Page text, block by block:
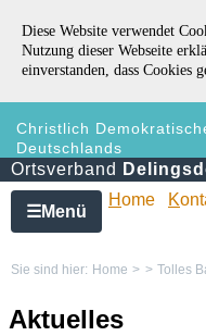
Diese Website verwendet
Nutzung dieser Webseite
einverstanden, dass Cookies
Christlich
Deutschlands
Ortsverband
☰Menü
Home K
Sie sind hier: Home > > Tolles
Aktuelles